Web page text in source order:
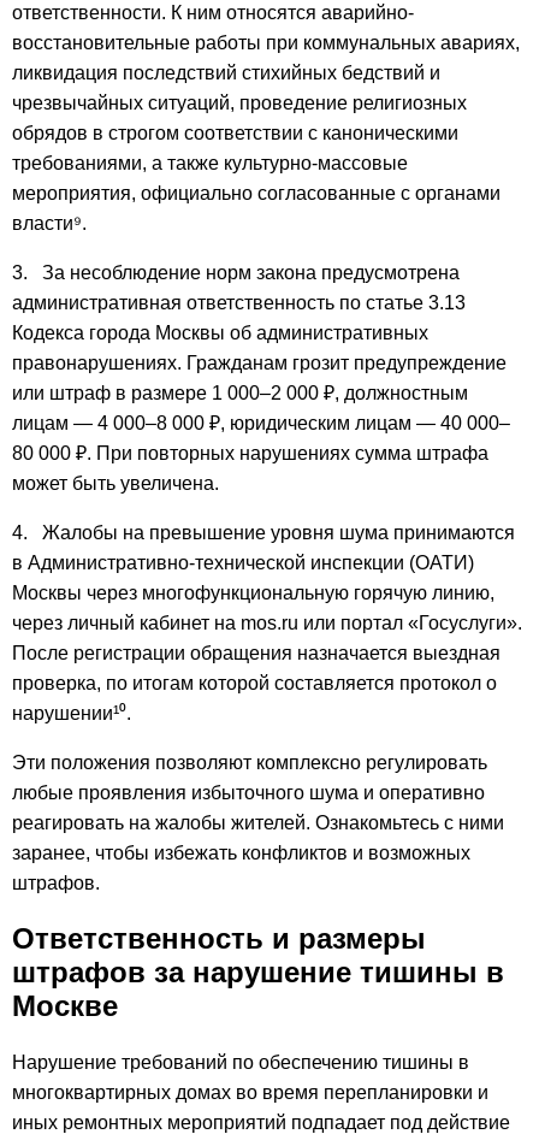
ответственности. К ним относятся аварийно-
восстановительные работы при коммунальных авариях,
ликвидация последствий стихийных бедствий и
чрезвычайных ситуаций, проведение религиозных
обрядов в строгом соответствии с каноническими
требованиями, а также культурно-массовые
мероприятия, официально согласованные с органами
власти⁹.
3. За несоблюдение норм закона предусмотрена
административная ответственность по статье 3.13
Кодекса города Москвы об административных
правонарушениях. Гражданам грозит предупреждение
или штраф в размере 1 000–2 000 ₽, должностным
лицам — 4 000–8 000 ₽, юридическим лицам — 40 000–
80 000 ₽. При повторных нарушениях сумма штрафа
может быть увеличена.
4. Жалобы на превышение уровня шума принимаются
в Административно-технической инспекции (ОАТИ)
Москвы через многофункциональную горячую линию,
через личный кабинет на mos.ru или портал «Госуслуги».
После регистрации обращения назначается выездная
проверка, по итогам которой составляется протокол о
нарушении¹⁰.
Эти положения позволяют комплексно регулировать
любые проявления избыточного шума и оперативно
реагировать на жалобы жителей. Ознакомьтесь с ними
заранее, чтобы избежать конфликтов и возможных
штрафов.
Ответственность и размеры
штрафов за нарушение тишины в
Москве
Нарушение требований по обеспечению тишины в
многоквартирных домах во время перепланировки и
иных ремонтных мероприятий подпадает под действие